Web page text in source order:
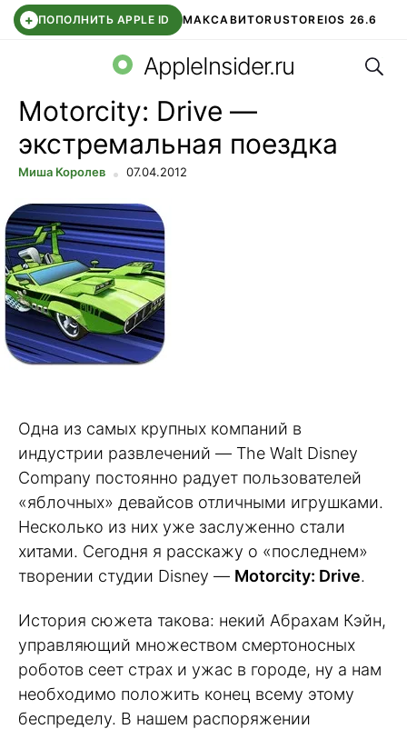
+ ПОПОЛНИТЬ APPLE ID МАКСАВИТОRUSTOREIOS 26.6
СБЕР КИДС ВТБ ОНЛАЙН ЧАТ В ROBLOX
AppleInsider.ru
Motorcity: Drive —
экстремальная поездка
Миша Королев 07.04.2012
Одна из самых крупных компаний в
индустрии развлечений — The Walt Disney
Company постоянно радует пользователей
«яблочных» девайсов отличными игрушками.
Несколько из них уже заслуженно стали
хитами. Сегодня я расскажу о «последнем»
творении студии Disney — Motorcity: Drive.
История сюжета такова: некий Абрахам Кэйн,
управляющий множеством смертоносных
роботов сеет страх и ужас в городе, ну а нам
необходимо положить конец всему этому
беспределу. В нашем распоряжении